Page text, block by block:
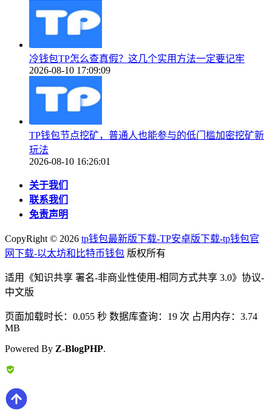
冷钱包TP怎么查真假？这几个实用方法一定要记牢
2026-08-10 17:09:09
TP钱包节点挖矿，普通人也能参与的低门槛加密挖矿新
玩法
2026-08-10 16:26:01
关于我们
联系我们
免责声明
CopyRight © 2026 tp钱包最新版下载-TP安卓版下载-tp钱包官
网下载-以太坊和比特币钱包 版权所有
适用《知识共享 署名-非商业性使用-相同方式共享 3.0》协议-
中文版
页面加载时长：0.055 秒 数据库查询：19 次 占用内存：3.74
MB
Powered By Z-BlogPHP.